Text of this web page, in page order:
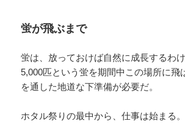
蛍が飛ぶまで
蛍は、放っておけば自然に成長するわけ
5,000匹という蛍を期間中この場所に飛
を通した地道な下準備が必要だ。
ホタル祭りの最中から、仕事は始まる。